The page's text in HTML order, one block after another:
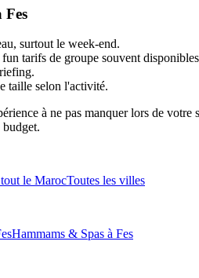
Fes
surtout le week-end.
tarifs de groupe souvent
taille selon l'activité.
à ne pas manquer lors de
budget.
le MarocToutes les villes
Hammams & Spas à Fes